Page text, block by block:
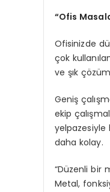
“Ofis
Ofisinizde
çok
ve şık
Geniş
ekip
yelpazesiyle
daha kolay.
“Düzenli bir
Metal,